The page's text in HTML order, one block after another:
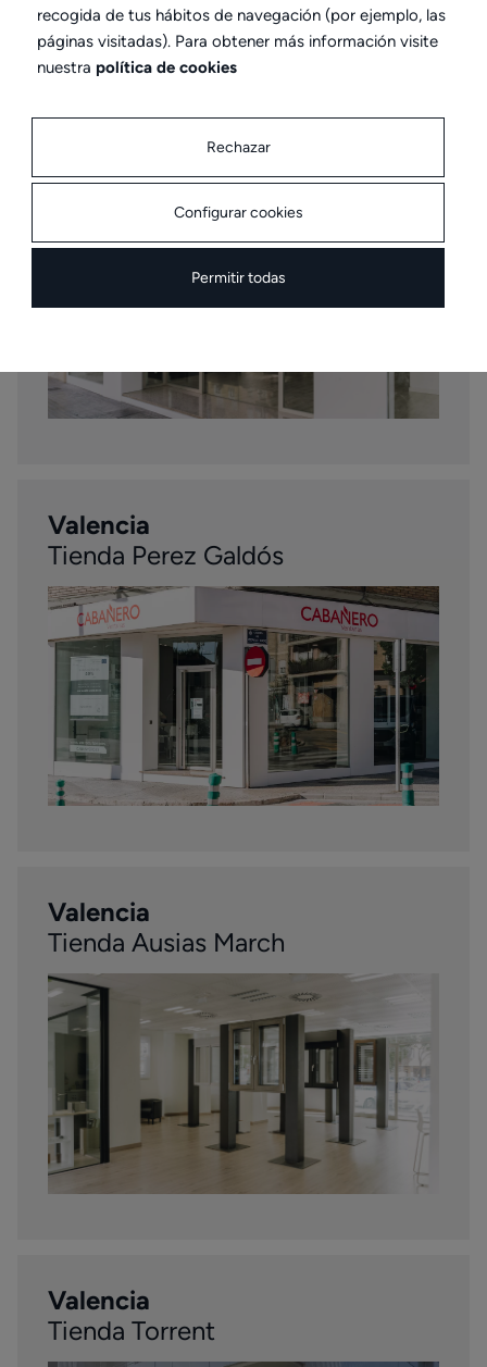
Valencia
Tienda Perez Galdós
Valencia
Tienda Ausias March
Valencia
Tienda Torrent
recogida de tus hábitos de navegación (por ejemplo, las
páginas visitadas). Para obtener más información visite
nuestra política de cookies
Rechazar
Configurar cookies
Permitir todas